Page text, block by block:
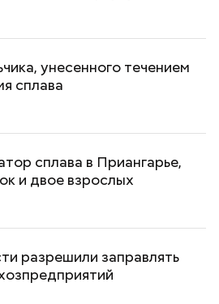
унесенного течением
сплава
сплава в Приангарье,
и двое взрослых
разрешили заправлять